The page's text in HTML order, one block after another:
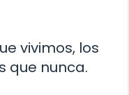
vivimos, los
que nunca.